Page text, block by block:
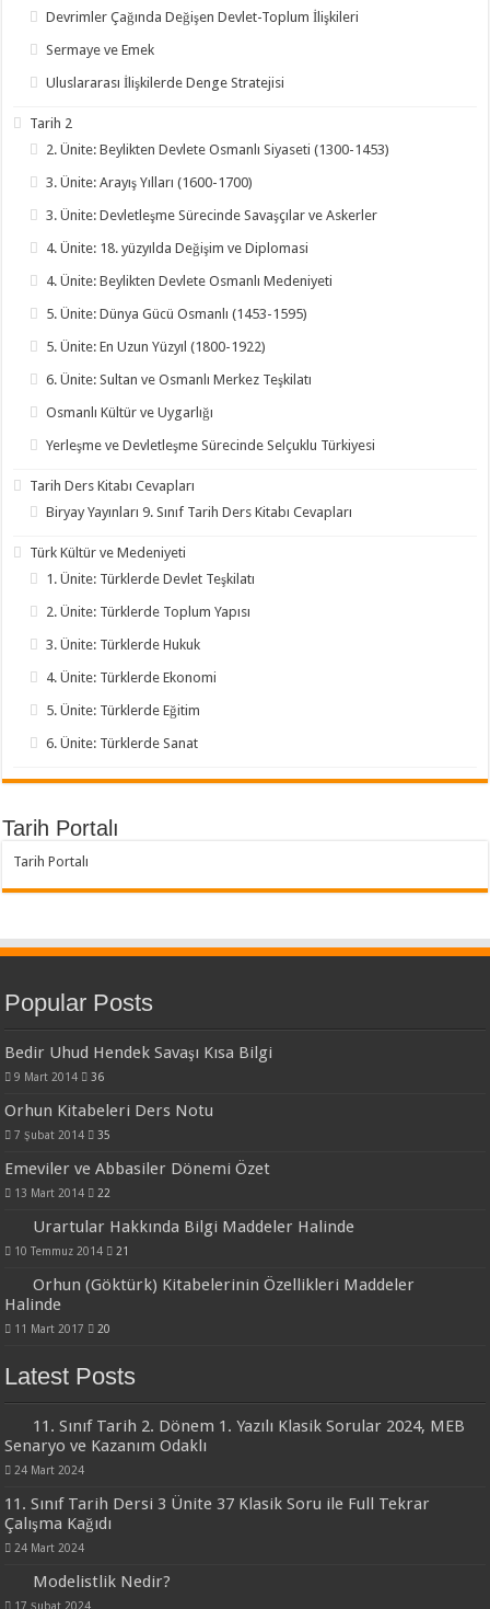
Devrimler Çağında Değişen Devlet-Toplum İlişkileri
Sermaye ve Emek
Uluslararası İlişkilerde Denge Stratejisi
Tarih 2
2. Ünite: Beylikten Devlete Osmanlı Siyaseti (1300-1453)
3. Ünite: Arayış Yılları (1600-1700)
3. Ünite: Devletleşme Sürecinde Savaşçılar ve Askerler
4. Ünite: 18. yüzyılda Değişim ve Diplomasi
4. Ünite: Beylikten Devlete Osmanlı Medeniyeti
5. Ünite: Dünya Gücü Osmanlı (1453-1595)
5. Ünite: En Uzun Yüzyıl (1800-1922)
6. Ünite: Sultan ve Osmanlı Merkez Teşkilatı
Osmanlı Kültür ve Uygarlığı
Yerleşme ve Devletleşme Sürecinde Selçuklu Türkiyesi
Tarih Ders Kitabı Cevapları
Biryay Yayınları 9. Sınıf Tarih Ders Kitabı Cevapları
Türk Kültür ve Medeniyeti
1. Ünite: Türklerde Devlet Teşkilatı
2. Ünite: Türklerde Toplum Yapısı
3. Ünite: Türklerde Hukuk
4. Ünite: Türklerde Ekonomi
5. Ünite: Türklerde Eğitim
6. Ünite: Türklerde Sanat
Tarih Portalı
Tarih Portalı
Popular Posts
Bedir Uhud Hendek Savaşı Kısa Bilgi
9 Mart 2014 36
Orhun Kitabeleri Ders Notu
7 Şubat 2014 35
Emeviler ve Abbasiler Dönemi Özet
13 Mart 2014 22
Urartular Hakkında Bilgi Maddeler Halinde
10 Temmuz 2014 21
Orhun (Göktürk) Kitabelerinin Özellikleri Maddeler
Halinde
11 Mart 2017 20
Latest Posts
11. Sınıf Tarih 2. Dönem 1. Yazılı Klasik Sorular 2024, MEB
Senaryo ve Kazanım Odaklı
24 Mart 2024
11. Sınıf Tarih Dersi 3 Ünite 37 Klasik Soru ile Full Tekrar
Çalışma Kağıdı
24 Mart 2024
Modelistlik Nedir?
17 Şubat 2024